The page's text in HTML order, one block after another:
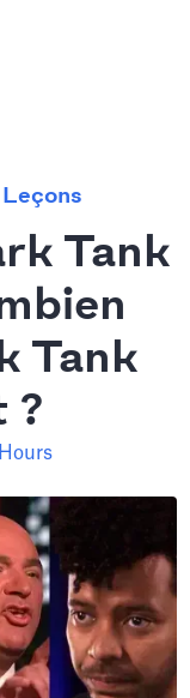
Leçons
Tank
Tank
?